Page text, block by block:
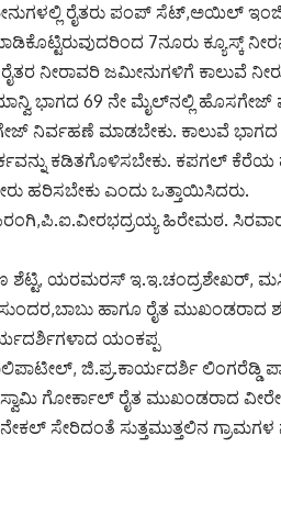
ರೈತರು ಪಂಪ್ ಸೆಟ್,ಅಯಿಲ್
7ನೂರು ಕ್ಯೂಸ್ಕ್
ನೀರಾವರಿ ಜಮೀನುಗಳಿಗೆ ಕಾಲುವೆ
ಭಾಗದ 69 ನೇ ಮೈಲ್‌ನಲ್ಲಿ ಹೊಸಗೇಜ್
ನಿರ್ವಹಣೆ ಮಾಡಬೇಕು. ಕಾಲುವೆ
ಕಡಿತಗೊಳಿಸಬೇಕು. ಕಪಗಲ್ ಕೆರೆಯ
ಹರಿಸಬೇಕು ಎಂದು ಒತ್ತಾಯಿಸಿದರು.
ಹಿರೇಮಠ.
ಶೆಟ್ಟಿ, ಯರಮರಸ್ ಇ.ಇ.ಚಂದ್ರಶೇಖರ್,
ಹಾಗೂ ರೈತ
ಯಂಕಪ್ಪ
ಜಿ.ಪ್ರ.ಕಾರ್ಯದರ್ಶಿ ಲಿಂಗರೆಡ್ಡಿ
ಗೋರ್ಕಾಲ್ ರೈತ ಮುಖಂಡರಾದ
ಸೇರಿದಂತೆ ಸುತ್ತಮುತ್ತಲಿನ ಗ್ರಾಮಗಳ